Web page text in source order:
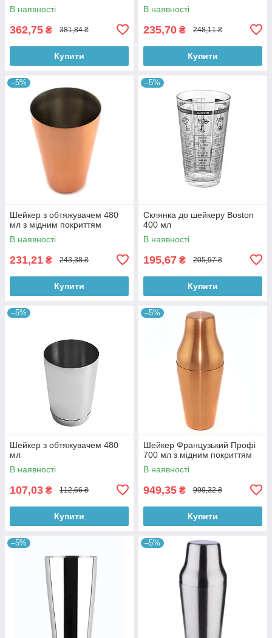
В наявності
362,75 ₴ 381,84 ₴
Купити
В наявності
235,70 ₴ 248,11 ₴
Купити
–5%
Шейкер з обтяжувачем 480
мл з мідним покриттям
В наявності
231,21 ₴ 243,38 ₴
Купити
–5%
Склянка до шейкеру Boston
400 мл
В наявності
195,67 ₴ 205,97 ₴
Купити
–5%
Шейкер з обтяжувачем 480
мл
В наявності
107,03 ₴ 112,66 ₴
Купити
–5%
Шейкер Французький Профі
700 мл з мідним покриттям
В наявності
949,35 ₴ 999,32 ₴
Купити
–5% –5%